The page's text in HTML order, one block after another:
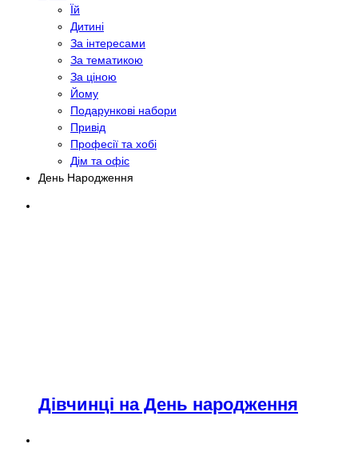
Їй
Дитині
За інтересами
За тематикою
За ціною
Йому
Подарункові набори
Привід
Професії та хобі
Дім та офіс
День Народження
Дівчинці на День народження